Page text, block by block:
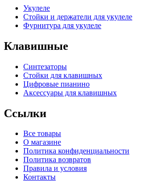
Укулеле
Стойки и держатели для укулеле
Фурнитура для укулеле
Клавишные
Синтезаторы
Стойки для клавишных
Цифровые пианино
Аксессуары для клавишных
Ссылки
Все товары
О магазине
Политика конфиденциальности
Политика возвратов
Правила и условия
Контакты